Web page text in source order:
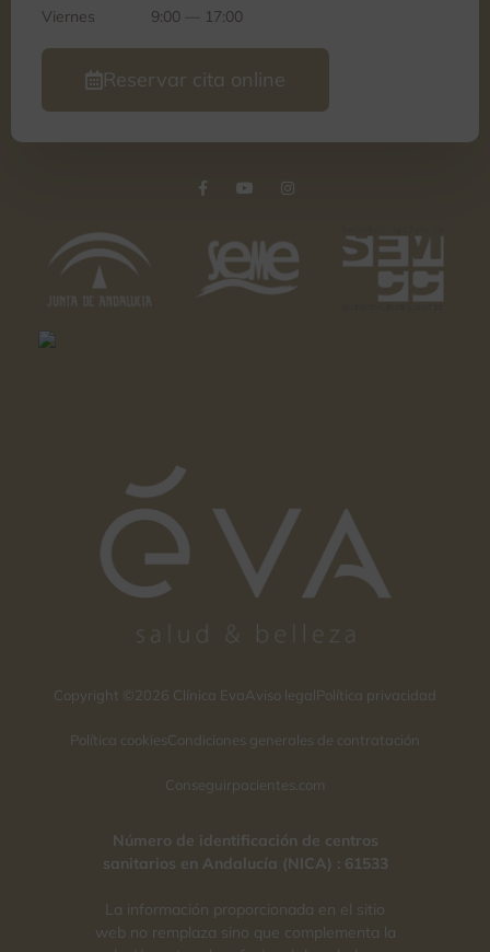
Viernes
9:00 — 17:00
Reservar cita online
Copyright ©2026 Clínica EvaAviso legalPolítica privacidad
Política cookies Condiciones generales de contratación
Conseguirpacientes.com
Número de identificación de centros
sanitarios en Andalucía (NICA) : 61533
La información proporcionada en el sitio
web no remplaza sino que complementa la